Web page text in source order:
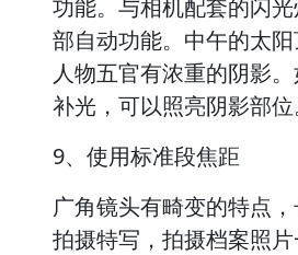
功能。与相机配套的闪
部自动功能。中午的太
人物五官有浓重的阴影
补光，可以照亮阴影部位
9、使用标准段焦距
广角镜头有畸变的特点
拍摄特写，拍摄档案照